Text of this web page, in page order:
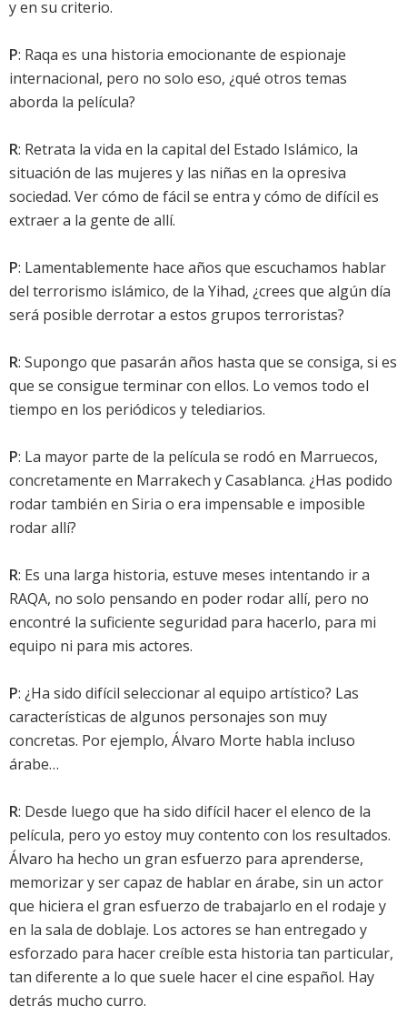
y en su criterio.
P: Raqa es una historia emocionante de espionaje
internacional, pero no solo eso, ¿qué otros temas
aborda la película?
R: Retrata la vida en la capital del Estado Islámico, la
situación de las mujeres y las niñas en la opresiva
sociedad. Ver cómo de fácil se entra y cómo de difícil es
extraer a la gente de allí.
P: Lamentablemente hace años que escuchamos hablar
del terrorismo islámico, de la Yihad, ¿crees que algún día
será posible derrotar a estos grupos terroristas?
R: Supongo que pasarán años hasta que se consiga, si es
que se consigue terminar con ellos. Lo vemos todo el
tiempo en los periódicos y telediarios.
P: La mayor parte de la película se rodó en Marruecos,
concretamente en Marrakech y Casablanca. ¿Has podido
rodar también en Siria o era impensable e imposible
rodar allí?
R: Es una larga historia, estuve meses intentando ir a
RAQA, no solo pensando en poder rodar allí, pero no
encontré la suficiente seguridad para hacerlo, para mi
equipo ni para mis actores.
P: ¿Ha sido difícil seleccionar al equipo artístico? Las
características de algunos personajes son muy
concretas. Por ejemplo, Álvaro Morte habla incluso
árabe…
R: Desde luego que ha sido difícil hacer el elenco de la
película, pero yo estoy muy contento con los resultados.
Álvaro ha hecho un gran esfuerzo para aprenderse,
memorizar y ser capaz de hablar en árabe, sin un actor
que hiciera el gran esfuerzo de trabajarlo en el rodaje y
en la sala de doblaje. Los actores se han entregado y
esforzado para hacer creíble esta historia tan particular,
tan diferente a lo que suele hacer el cine español. Hay
detrás mucho curro.